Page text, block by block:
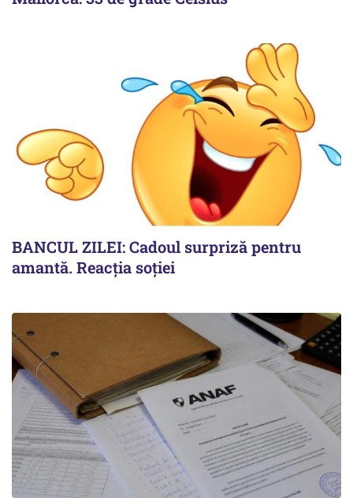
BANCUL ZILEI: Cadoul surpriză pentru
amantă. Reacția soției